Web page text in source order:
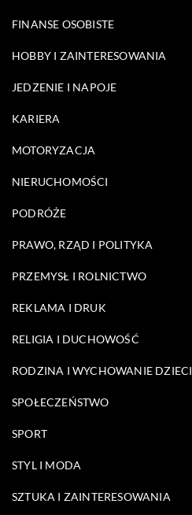
FINANSE OSOBISTE
HOBBY I ZAINTERESOWANIA
JEDZENIE I NAPOJE
KARIERA
MOTORYZACJA
NIERUCHOMOŚCI
PODRÓŻE
PRAWO, RZĄD I POLITYKA
PRZEMYSŁ I ROLNICTWO
REKLAMA I DRUK
RELIGIA I DUCHOWOŚĆ
RODZINA I WYCHOWANIE DZIECI
SPOŁECZEŃSTWO
SPORT
STYL I MODA
SZTUKA I ZAINTERESOWANIA